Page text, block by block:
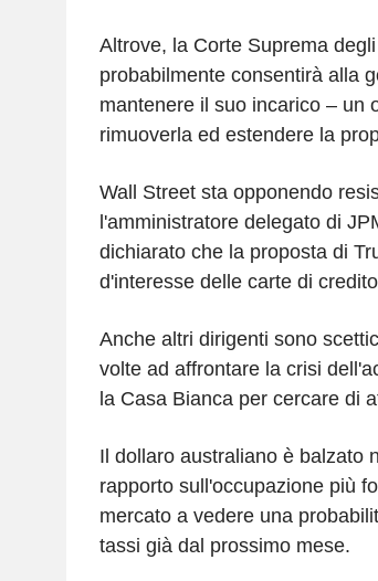
Altrove, la Corte Suprema
probabilmente consentirà alla
mantenere il suo incarico – un
rimuoverla ed estendere la
Wall Street sta opponendo
l'amministratore delegato di
dichiarato che la proposta di
d'interesse delle carte di
Anche altri dirigenti sono
volte ad affrontare la crisi
la Casa Bianca per cercare di
Il dollaro australiano è balzato
rapporto sull'occupazione più
mercato a vedere una
tassi già dal prossimo mese.